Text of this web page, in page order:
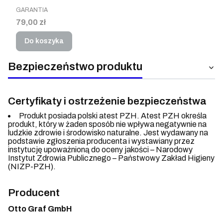
PRODUCENT
GARANTIA
Cena
79,00 zł
Do koszyka
Bezpieczeństwo produktu
Certyfikaty i ostrzeżenie bezpieczeństwa
Produkt posiada polski atest PZH. Atest PZH określa
produkt, który w żaden sposób nie wpływa negatywnie na
ludzkie zdrowie i środowisko naturalne. Jest wydawany na
podstawie zgłoszenia producenta i wystawiany przez
instytucję upoważnioną do oceny jakości – Narodowy
Instytut Zdrowia Publicznego – Państwowy Zakład Higieny
(NIZP-PZH).
Producent
Otto Graf GmbH